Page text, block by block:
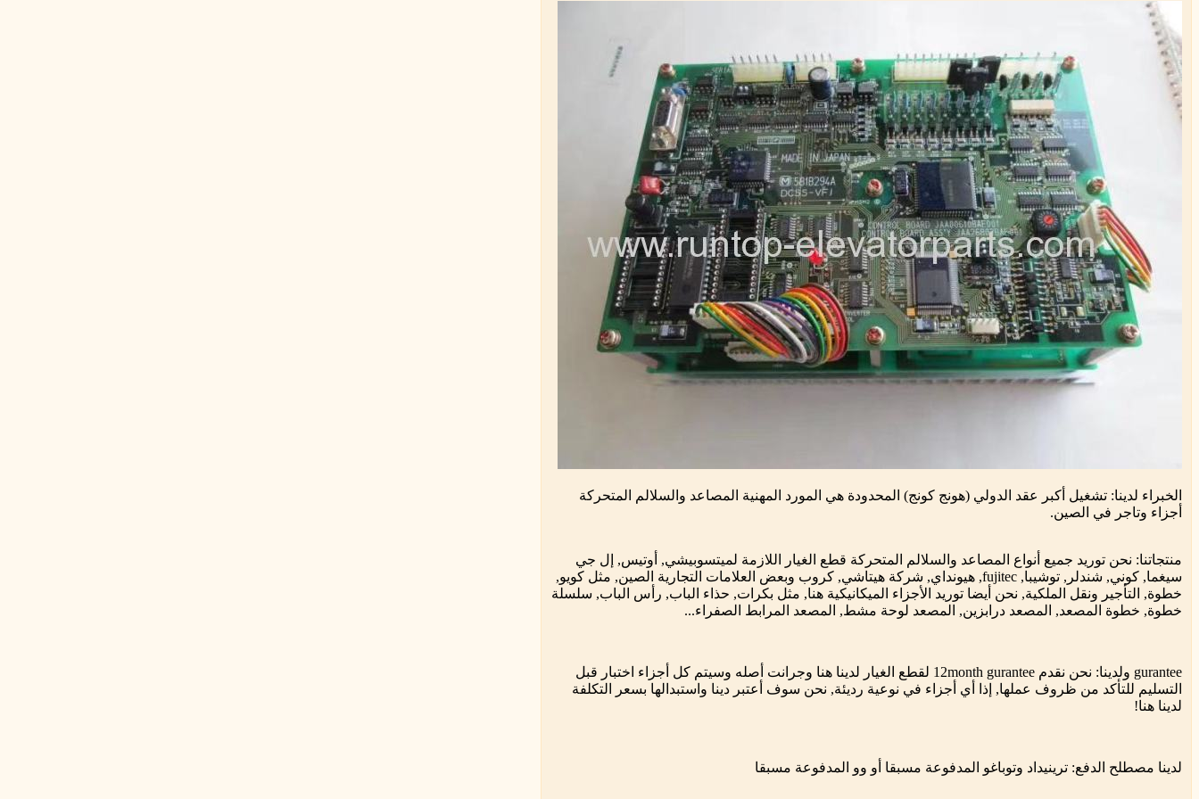
الخبراء لدينا: تشغيل أكبر عقد الدولي (هونج كونج) المحدودة هي المورد المهنية المصاعد والسلالم المتحركة
أجزاء وتاجر في الصين.
منتجاتنا: نحن توريد جميع أنواع المصاعد والسلالم المتحركة قطع الغيار اللازمة لميتسوبيشي, أوتيس, إل جي
سيغما, كوني, شندلر, توشيبا, fujitec, هيونداي, شركة هيتاشي, كروب وبعض العلامات التجارية الصين, مثل كويو,
خطوة, التأجير ونقل الملكية, نحن أيضا توريد الأجزاء الميكانيكية هنا, مثل بكرات, حذاء الباب, رأس الباب, سلسلة
خطوة, خطوة المصعد, المصعد درابزين, المصعد لوحة مشط, المصعد المرابط الصفراء...
gurantee ولدينا: نحن نقدم 12month gurantee لقطع الغيار لدينا هنا وجرانت أصله وسيتم كل أجزاء اختبار قبل
التسليم للتأكد من ظروف عملها, إذا أي أجزاء في نوعية رديئة, نحن سوف أعتبر دينا واستبدالها بسعر التكلفة
لدينا هنا!
لدينا مصطلح الدفع: ترينيداد وتوباغو المدفوعة مسبقا أو وو المدفوعة مسبقا